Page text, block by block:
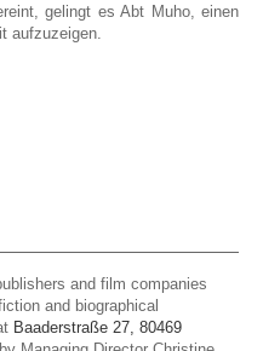
gelingt es Abt Muho, einen
aufzuzeigen.
and film companies
and biographical
Baaderstraße 27, 80469